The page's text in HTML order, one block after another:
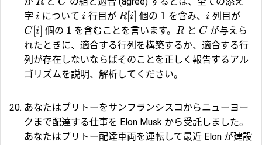
字 i について i 行目が R[i] 個の 1 を含み、i 列目が
C [i] 個の 1 を含むことを言います。Rと C が与えら
れたときに、適合する行列を構築するか、適合する行
列が存在しないならばそのことを正しく報告するアル
ゴリズムを説明、解析してください。
あなたはブリトーをサンフランシスコからニューヨー
クまで配達する仕事を Elon Musk から受託しました。
あなたはブリトー配達車両を運転して最近 Elon が建設